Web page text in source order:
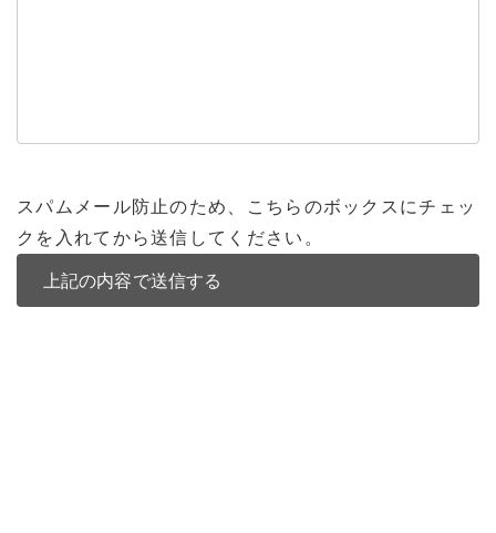
スパムメール防止のため、こちらのボックスにチェッ
クを入れてから送信してください。